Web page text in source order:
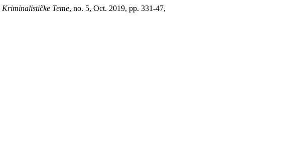
Kriminalističke Teme, no. 5, Oct. 2019, pp. 331-47,